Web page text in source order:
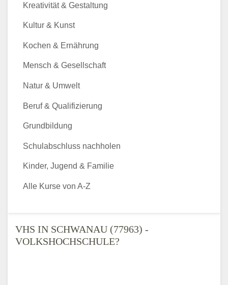
VHS IN SCHWANAU (77963) -
VOLKSHOCHSCHULE?
Kreativität & Gestaltung
Kultur & Kunst
Kochen & Ernährung
Mensch & Gesellschaft
Natur & Umwelt
Beruf & Qualifizierung
Grundbildung
Schulabschluss nachholen
Kinder, Jugend & Familie
Alle Kurse von A-Z